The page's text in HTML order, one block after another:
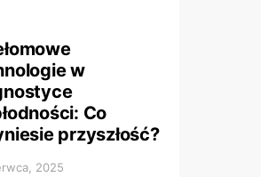
w
Co
przyszłość?
2025